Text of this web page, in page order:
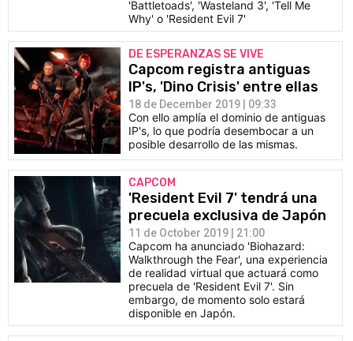
'Battletoads', 'Wasteland 3', 'Tell Me
Why' o 'Resident Evil 7'
DE ESPERANZAS SE VIVE
Capcom registra antiguas
IP's, 'Dino Crisis' entre ellas
18 de December 2019 | 09:33
Con ello amplía el dominio de antiguas
IP's, lo que podría desembocar a un
posible desarrollo de las mismas.
CAPCOM
'Resident Evil 7' tendrá una
precuela exclusiva de Japón
11 de October 2019 | 21:00
Capcom ha anunciado 'Biohazard:
Walkthrough the Fear', una experiencia
de realidad virtual que actuará como
precuela de 'Resident Evil 7'. Sin
embargo, de momento solo estará
disponible en Japón.